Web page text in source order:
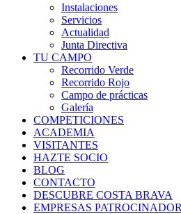
Instalaciones
Servicios
Actualidad
Junta Directiva
TU CAMPO
Recorrido Verde
Recorrido Rojo
Campo de prácticas
Galería
COMPETICIONES
ACADEMIA
VISITANTES
HAZTE SOCIO
BLOG
CONTACTO
DESCUBRE COSTA BRAVA
EMPRESAS